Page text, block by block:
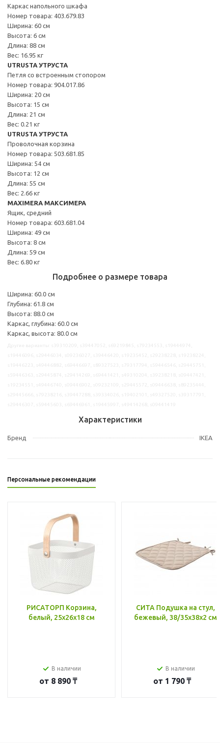
Каркас напольного шкафа
Номер товара: 403.679.83
Ширина: 60 см
Высота: 6 см
Длина: 88 см
Вес: 16.95 кг
UTRUSTA УТРУСТА
Петля со встроенным стопором
Номер товара: 904.017.86
Ширина: 20 см
Высота: 15 см
Длина: 21 см
Вес: 0.21 кг
UTRUSTA УТРУСТА
Проволочная корзина
Номер товара: 503.681.85
Ширина: 54 см
Высота: 12 см
Длина: 55 см
Вес: 2.66 кг
MAXIMERA МАКСИМЕРА
Ящик, средний
Номер товара: 603.681.04
Ширина: 49 см
Высота: 8 см
Длина: 59 см
Вес: 6.80 кг
Подробнее о размере товара
Ширина: 60.0 см
Глубина: 61.8 см
Высота: 88.0 см
Каркас, глубина: 60.0 см
Каркас, высота: 80.0 см
Характеристики
Бренд IKEA
Персональные рекомендации
РИСАТОРП Корзина,
белый, 25x26x18 см
В наличии
от 8 890 ₸
СИТА Подушка на стул,
бежевый, 38/35x38x2 см
В наличии
от 1 790 ₸